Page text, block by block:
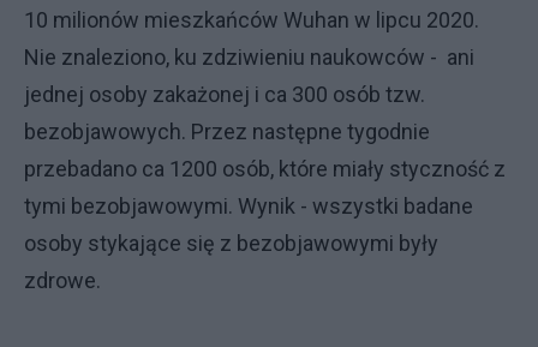
10 milionów mieszkańców Wuhan w lipcu 2020.
Nie znaleziono, ku zdziwieniu naukowców - ani
jednej osoby zakażonej i ca 300 osób tzw.
bezobjawowych. Przez następne tygodnie
przebadano ca 1200 osób, które miały styczność z
tymi bezobjawowymi. Wynik - wszystki badane
osoby stykające się z bezobjawowymi były
zdrowe.